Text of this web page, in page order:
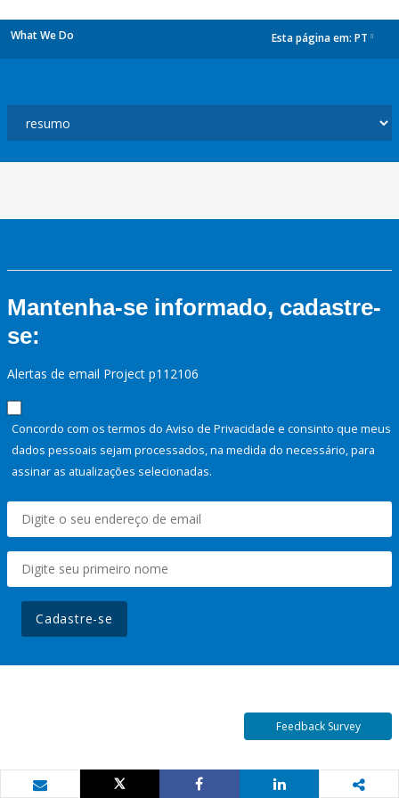
What We Do Esta página em: PT
Mantenha-se informado, cadastre-
se:
Alertas de email Project p112106
Concordo com os termos do Aviso de Privacidade e consinto que meus
dados pessoais sejam processados, na medida do necessário, para
assinar as atualizações selecionadas.
Cadastre-se
Feedback Survey